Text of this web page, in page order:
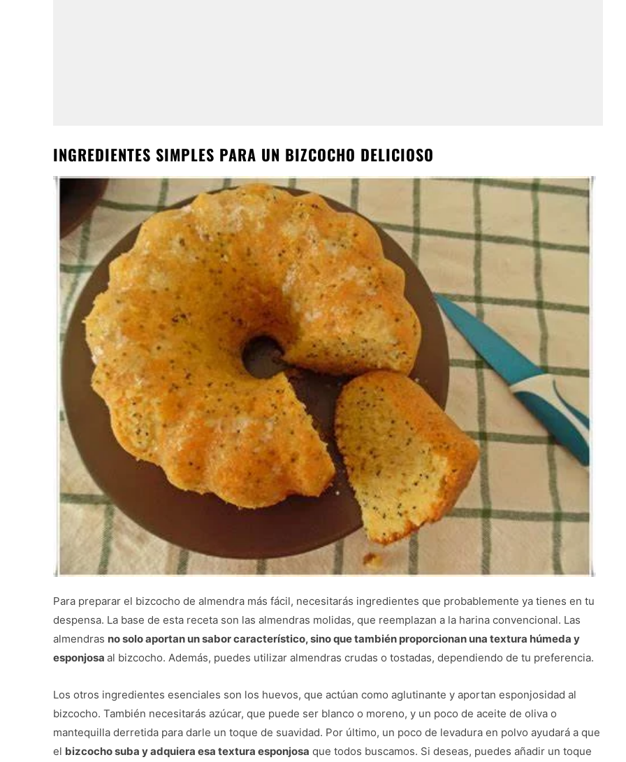
INGREDIENTES SIMPLES PARA UN BIZCOCHO DELICIOSO
Para preparar el bizcocho de almendra más fácil, necesitarás ingredientes que probablemente ya tienes en tu
despensa. La base de esta receta son las almendras molidas, que reemplazan a la harina convencional. Las
almendras no solo aportan un sabor característico, sino que también proporcionan una textura húmeda y
esponjosa al bizcocho. Además, puedes utilizar almendras crudas o tostadas, dependiendo de tu preferencia.
Los otros ingredientes esenciales son los huevos, que actúan como aglutinante y aportan esponjosidad al
bizcocho. También necesitarás azúcar, que puede ser blanco o moreno, y un poco de aceite de oliva o
mantequilla derretida para darle un toque de suavidad. Por último, un poco de levadura en polvo ayudará a que
el bizcocho suba y adquiera esa textura esponjosa que todos buscamos. Si deseas, puedes añadir un toque